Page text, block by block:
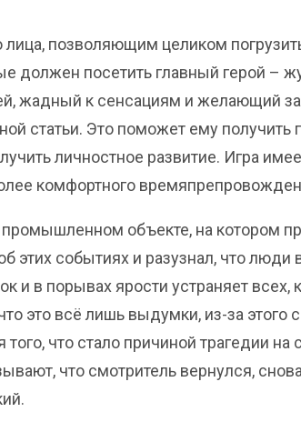
позволяющим целиком
должен посетить главный герой –
жадный к сенсациям и желающий
статьи. Это поможет ему получить
личностное развитие. Игра
комфортного
объекте, на котором
этих событиях и разузнал, что люди
и в порывах ярости устраняет всех,
это всё лишь выдумки, из-за этого
что стало причиной трагедии
что смотритель вернулся,